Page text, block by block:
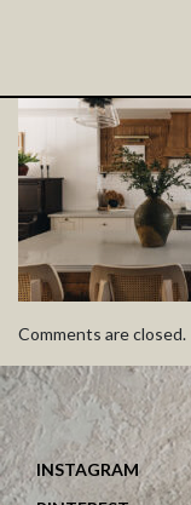
Comments are closed.
INSTAGRAM